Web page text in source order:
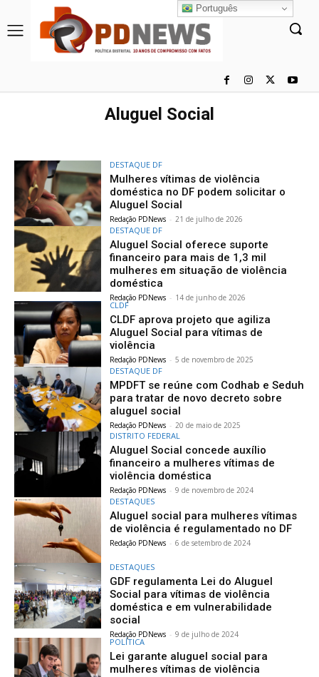
Aluguel Social
DESTAQUE DF
Mulheres vítimas de violência
doméstica no DF podem solicitar o
Aluguel Social
Redação PDNews - 21 de julho de 2026
DESTAQUE DF
Aluguel Social oferece suporte
financeiro para mais de 1,3 mil
mulheres em situação de violência
doméstica
Redação PDNews - 14 de junho de 2026
CLDF
CLDF aprova projeto que agiliza
Aluguel Social para vítimas de
violência
Redação PDNews - 5 de novembro de 2025
DESTAQUE DF
MPDFT se reúne com Codhab e Seduh
para tratar de novo decreto sobre
aluguel social
Redação PDNews - 20 de maio de 2025
DISTRITO FEDERAL
Aluguel Social concede auxílio
financeiro a mulheres vítimas de
violência doméstica
Redação PDNews - 9 de novembro de 2024
DESTAQUES
Aluguel social para mulheres vítimas
de violência é regulamentado no DF
Redação PDNews - 6 de setembro de 2024
DESTAQUES
GDF regulamenta Lei do Aluguel
Social para vítimas de violência
doméstica e em vulnerabilidade
social
Redação PDNews - 9 de julho de 2024
POLÍTICA
Lei garante aluguel social para
mulheres vítimas de violência
Português